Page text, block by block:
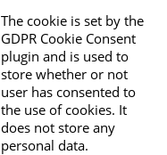
The cookie is set by the
GDPR Cookie Consent
plugin and is used to
store whether or not
user has consented to
the use of cookies. It
does not store any
personal data.